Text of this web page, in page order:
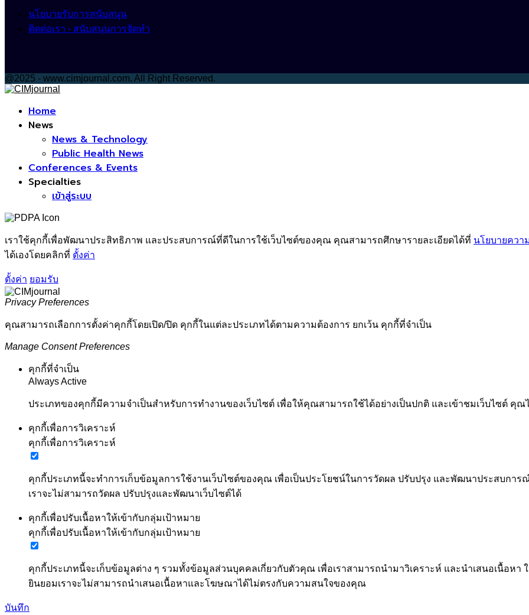
นโยบายรับการสนับสนุน
ติดต่อเรา - สนับสนุนการจัดทำ
@2025 - www.cimjournal.com. All Right Reserved.
Home
News
News & Technology
Public Health News
Conferences & Events
Specialties
เข้าสู่ระบบ
เราใช้คุกกี้เพื่อพัฒนาประสิทธิภาพ และประสบการณ์ที่ดีในการใช้เว็บไซต์ของคุณ คุณสามารถศึกษารายละเอียดได้ที่ นโยบายควา
ได้เองโดยคลิกที่ ตั้งค่า
ตั้งค่า ยอมรับ
Privacy Preferences
คุณสามารถเลือกการตั้งค่าคุกกี้โดยเปิด/ปิด คุกกี้ในแต่ละประเภทได้ตามความต้องการ ยกเว้น คุกกี้ที่จำเป็น
Manage Consent Preferences
คุกกี้ที่จำเป็น
Always Active
ประเภทของคุกกี้มีความจำเป็นสำหรับการทำงานของเว็บไซต์ เพื่อให้คุณสามารถใช้ได้อย่างเป็นปกติ และเข้าชมเว็บไซต์ คุ
คุกกี้เพื่อการวิเคราะห์
คุกกี้เพื่อการวิเคราะห์
คุกกี้ประเภทนี้จะทำการเก็บข้อมูลการใช้งานเว็บไซต์ของคุณ เพื่อเป็นประโยชน์ในการวัดผล ปรับปรุง และพัฒนาประสบกา
เราจะไม่สามารถวัดผล ปรับปรุงและพัฒนาเว็บไซต์ได้
คุกกี้เพื่อปรับเนื้อหาให้เข้ากับกลุ่มเป้าหมาย
คุกกี้เพื่อปรับเนื้อหาให้เข้ากับกลุ่มเป้าหมาย
คุกกี้ประเภทนี้จะเก็บข้อมูลต่าง ๆ รวมทั้งข้อมูลส่วนบุคคลเกี่ยวกับตัวคุณ เพื่อเราสามารถนำมาวิเคราะห์ และนำเสนอเนื้อ
ยินยอมเราจะไม่สามารถนำเสนอเนื้อหาและโฆษณาได้ไม่ตรงกับความสนใจของคุณ
บันทึก